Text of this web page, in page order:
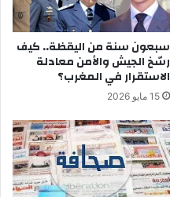
سبعون سنة من اليقظة.. كيف
رسّخ الجيش والأمن معادلة
الاستقرار في المغرب؟
15 مايو 2026